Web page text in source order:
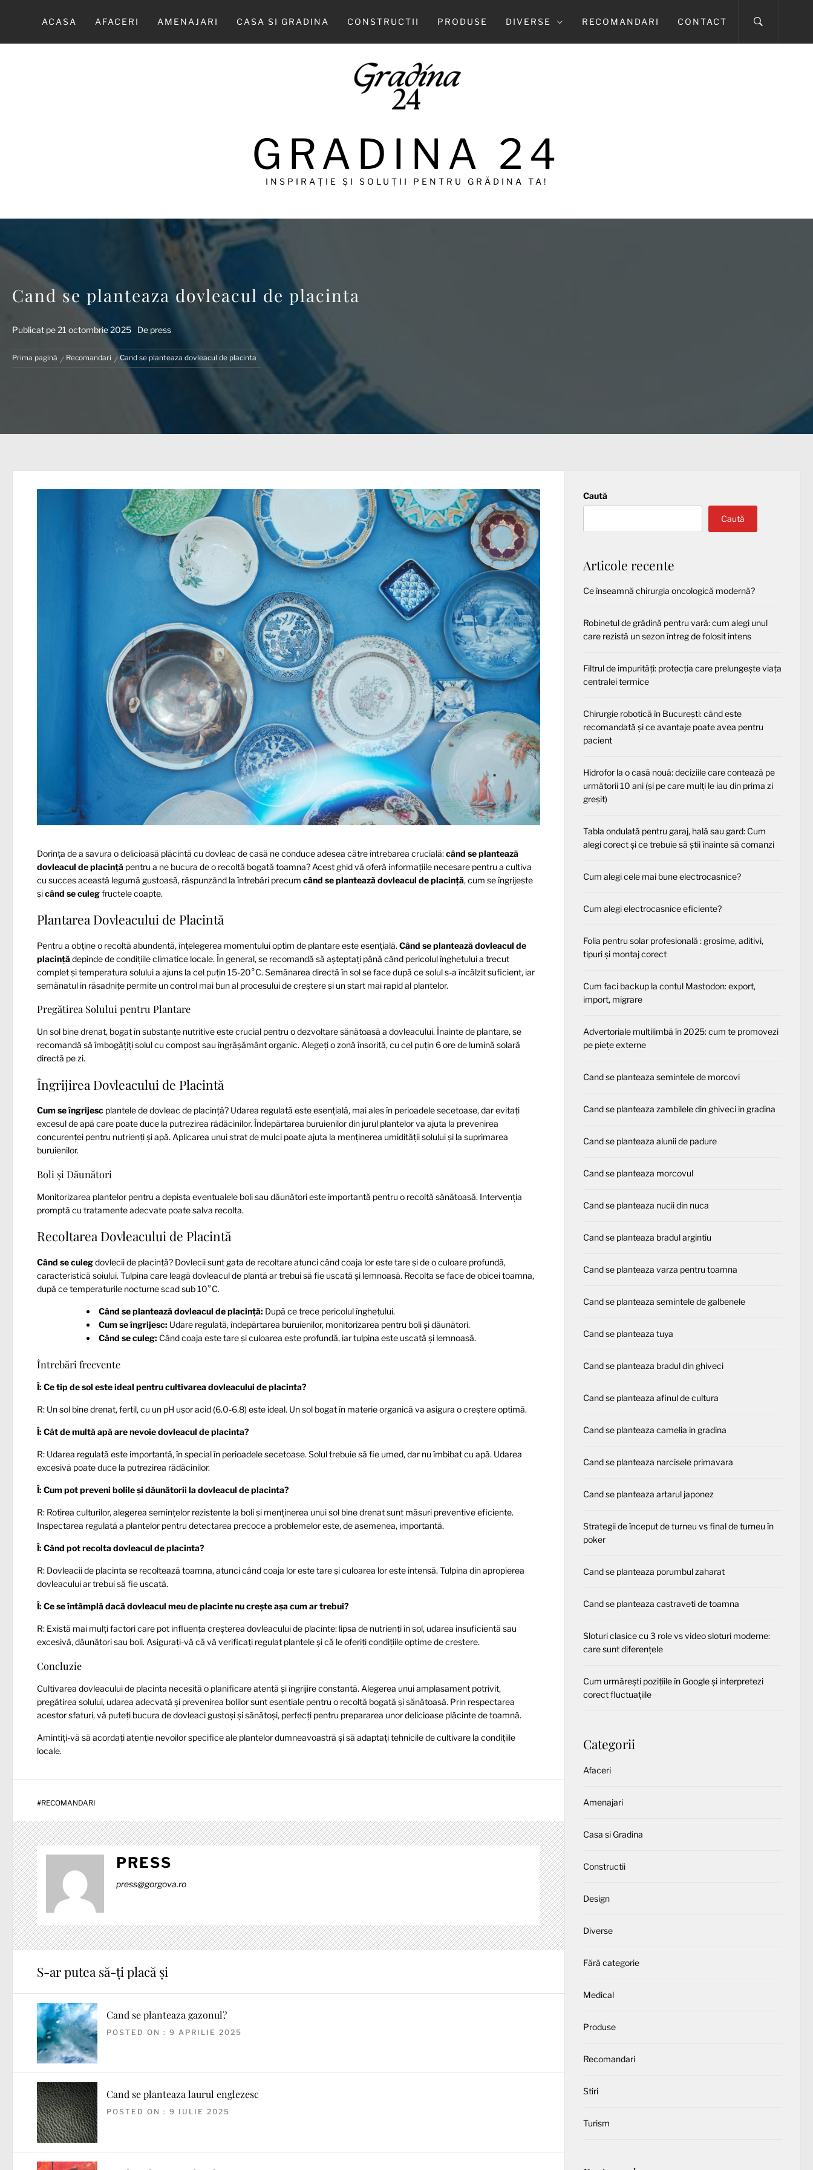
ACASA AFACERI AMENAJARI CASA SI GRADINA CONSTRUCTII PRODUSE DIVERSE RECOMANDARI CONTACT
GRADINA 24
INSPIRAȚIE ȘI SOLUȚII PENTRU GRĂDINA TA!
Cand se planteaza dovleacul de placinta
Publicat pe 21 octombrie 2025 De press
Prima pagină Recomandari Cand se planteaza dovleacul de placinta
Dorința de a savura o delicioasă plăcintă cu dovleac de casă ne conduce adesea către întrebarea crucială:când se plantează
dovleacul de placință pentru a ne bucura de o recoltă bogată toamna? Acest ghid vă oferă informațiile necesare pentru a cultiva
cu succes această legumă gustoasă, răspunzând la întrebări precum când se plantează dovleacul de placință, cum se îngrijește
șicând se culegfructele coapte.
Plantarea Dovleacului de Placintă
Pentru a obține o recoltă abundentă, înțelegerea momentului optim de plantare este esențială. Când se plantează dovleacul de
placințădepinde de condițiile climatice locale. În general, se recomandă să așteptați până când pericolul înghețului a trecut
complet și temperatura solului a ajuns la cel puțin 15-20°C. Semănarea directă în sol se face după ce solul s-a încălzit suficient, iar
semănatul în răsadnițe permite un control mai bun al procesului de creștere și un start mai rapid al plantelor.
Pregătirea Solului pentru Plantare
Un sol bine drenat, bogat în substanțe nutritive este crucial pentru o dezvoltare sănătoasă a dovleacului. Înainte de plantare, se
recomandă să îmbogățiți solul cu compost sau îngrășământ organic. Alegeți o zonă însorită, cu cel puțin 6 ore de lumină solară
directă pe zi.
Îngrijirea Dovleacului de Placintă
Cum se îngrijesc plantele de dovleac de placință? Udarea regulată este esențială, mai ales în perioadele secetoase, dar evitați
excesul de apă care poate duce la putrezirea rădăcinilor. Îndepărtarea buruienilor din jurul plantelor va ajuta la prevenirea
concurenței pentru nutrienți și apă. Aplicarea unui strat de mulci poate ajuta la menținerea umidității solului și la suprimarea
buruienilor.
Boli și Dăunători
Monitorizarea plantelor pentru a depista eventualele boli sau dăunători este importantă pentru o recoltă sănătoasă. Intervenția
promptă cu tratamente adecvate poate salva recolta.
Recoltarea Dovleacului de Placintă
Când se culegdovlecii de placință? Dovlecii sunt gata de recoltare atunci când coaja lor este tare și de o culoare profundă,
caracteristică soiului. Tulpina care leagă dovleacul de plantă ar trebui să fie uscată și lemnoasă. Recolta se face de obicei toamna,
după ce temperaturile nocturne scad sub 10°C.
Când se plantează dovleacul de placință: După ce trece pericolul înghețului.
Cum se îngrijesc: Udare regulată, îndepărtarea buruienilor, monitorizarea pentru boli și dăunători.
Când se culeg: Când coaja este tare și culoarea este profundă, iar tulpina este uscată și lemnoasă.
Întrebări frecvente
Î: Ce tip de sol este ideal pentru cultivarea dovleacului de placinta?
R: Un sol bine drenat, fertil, cu un pH ușor acid (6.0-6.8) este ideal. Un sol bogat în materie organică va asigura o creștere optimă.
Î: Cât de multă apă are nevoie dovleacul de placinta?
R: Udarea regulată este importantă, în special în perioadele secetoase. Solul trebuie să fie umed, dar nu îmbibat cu apă. Udarea
excesivă poate duce la putrezirea rădăcinilor.
Î: Cum pot preveni bolile și dăunătorii la dovleacul de placinta?
R: Rotirea culturilor, alegerea semințelor rezistente la boli și menținerea unui sol bine drenat sunt măsuri preventive eficiente.
Inspectarea regulată a plantelor pentru detectarea precoce a problemelor este, de asemenea, importantă.
Î: Când pot recolta dovleacul de placinta?
R: Dovleacii de placinta se recoltează toamna, atunci când coaja lor este tare și culoarea lor este intensă. Tulpina din apropierea
dovleacului ar trebui să fie uscată.
Î: Ce se întâmplă dacă dovleacul meu de placinte nu crește așa cum ar trebui?
R: Există mai mulți factori care pot influența creșterea dovleacului de placinte: lipsa de nutrienți în sol, udarea insuficientă sau
excesivă, dăunători sau boli. Asigurați-vă că vă verificați regulat plantele și că le oferiți condițiile optime de creștere.
Concluzie
Cultivarea dovleacului de placinta necesită o planificare atentă și îngrijire constantă. Alegerea unui amplasament potrivit,
pregătirea solului, udarea adecvată și prevenirea bolilor sunt esențiale pentru o recoltă bogată și sănătoasă. Prin respectarea
acestor sfaturi, vă puteți bucura de dovleaci gustoși și sănătoși, perfecți pentru prepararea unor delicioase plăcinte de toamnă.
Amintiți-vă să acordați atenție nevoilor specifice ale plantelor dumneavoastră și să adaptați tehnicile de cultivare la condițiile
locale.
#RECOMANDARI
PRESS
press@gorgova.ro
S-ar putea să-ți placă și
Cand se planteaza gazonul?
POSTED ON : 9 APRILIE 2025
Cand se planteaza laurul englezesc
POSTED ON : 9 IULIE 2025
Caută
Caută
Articole recente
Ce înseamnă chirurgia oncologică modernă?
Robinetul de grădină pentru vară: cum alegi unul
care rezistă un sezon întreg de folosit intens
Filtrul de impurități: protecția care prelungește viața
centralei termice
Chirurgie robotică în București: când este
recomandată și ce avantaje poate avea pentru
pacient
Hidrofor la o casă nouă: deciziile care contează pe
următorii 10 ani (și pe care mulți le iau din prima zi
greșit)
Tabla ondulată pentru garaj, hală sau gard: Cum
alegi corect și ce trebuie să știi înainte să comanzi
Cum alegi cele mai bune electrocasnice?
Cum alegi electrocasnice eficiente?
Folia pentru solar profesională : grosime, aditivi,
tipuri și montaj corect
Cum faci backup la contul Mastodon: export,
import, migrare
Advertoriale multilimbă în 2025: cum te promovezi
pe piețe externe
Cand se planteaza semintele de morcovi
Cand se planteaza zambilele din ghiveci in gradina
Cand se planteaza alunii de padure
Cand se planteaza morcovul
Cand se planteaza nucii din nuca
Cand se planteaza bradul argintiu
Cand se planteaza varza pentru toamna
Cand se planteaza semintele de galbenele
Cand se planteaza tuya
Cand se planteaza bradul din ghiveci
Cand se planteaza afinul de cultura
Cand se planteaza camelia in gradina
Cand se planteaza narcisele primavara
Cand se planteaza artarul japonez
Strategii de început de turneu vs final de turneu în
poker
Cand se planteaza porumbul zaharat
Cand se planteaza castraveti de toamna
Sloturi clasice cu 3 role vs video sloturi moderne:
care sunt diferențele
Cum urmărești pozițiile în Google și interpretezi
corect fluctuațiile
Categorii
Afaceri
Amenajari
Casa si Gradina
Constructii
Design
Diverse
Fără categorie
Medical
Produse
Recomandari
Stiri
Turism